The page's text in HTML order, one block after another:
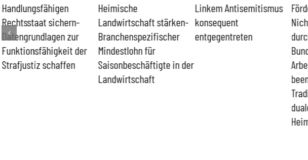
Handlungsfähigen
Rechtsstaat sichern-
Datengrundlagen zur
Funktionsfähigkeit der
Strafjustiz schaffen
Heimische
Landwirtschaft stärken-
Branchenspezifischer
Mindestlohn für
Saisonbeschäftigte in der
Landwirtschaft
Linkem Antisemitismus
konsequent
entgegentreten